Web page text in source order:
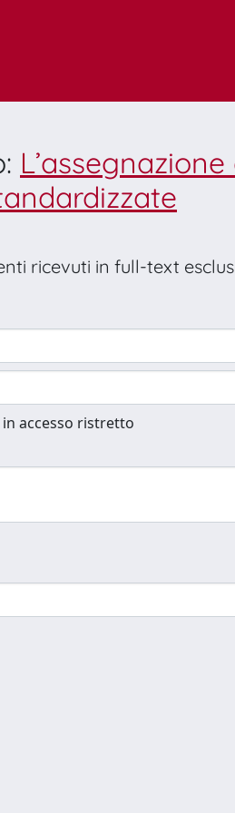
ricevuti in full-text
accesso ristretto